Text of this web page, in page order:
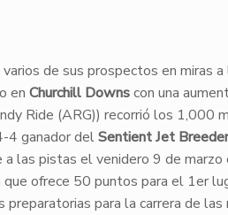
varios de sus prospectos en miras
en Churchill Downscon una
Ride (ARG)) recorrió los 1,000
4 ganador delSentient Jet
a las pistas el venidero 9 de
que ofrece 50 puntos para el 1er
para la carrera de